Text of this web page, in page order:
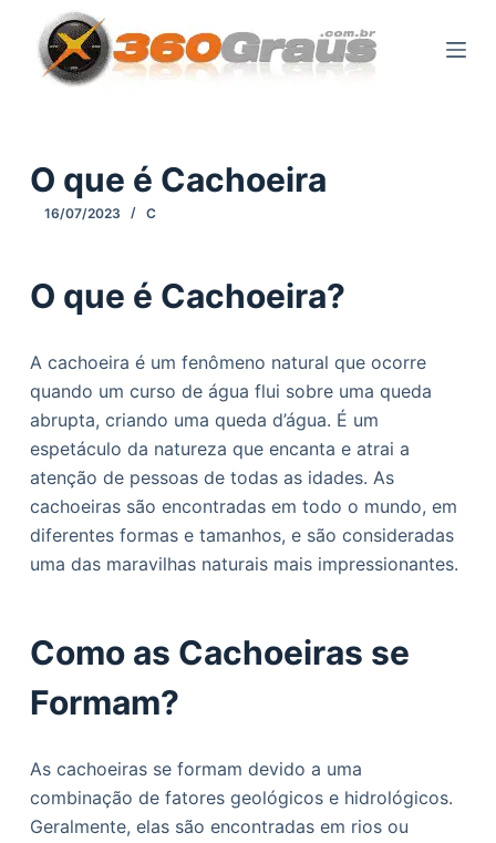
p
o
n
e
ú
d
o
O que é Cachoeira
16/07/2023 C
O que é Cachoeira?
A cachoeira é um fenômeno natural que ocorre
quando um curso de água flui sobre uma queda
abrupta, criando uma queda d’água. É um
espetáculo da natureza que encanta e atrai a
atenção de pessoas de todas as idades. As
cachoeiras são encontradas em todo o mundo, em
diferentes formas e tamanhos, e são consideradas
uma das maravilhas naturais mais impressionantes.
Como as Cachoeiras se
Formam?
As cachoeiras se formam devido a uma
combinação de fatores geológicos e hidrológicos.
Geralmente, elas são encontradas em rios ou